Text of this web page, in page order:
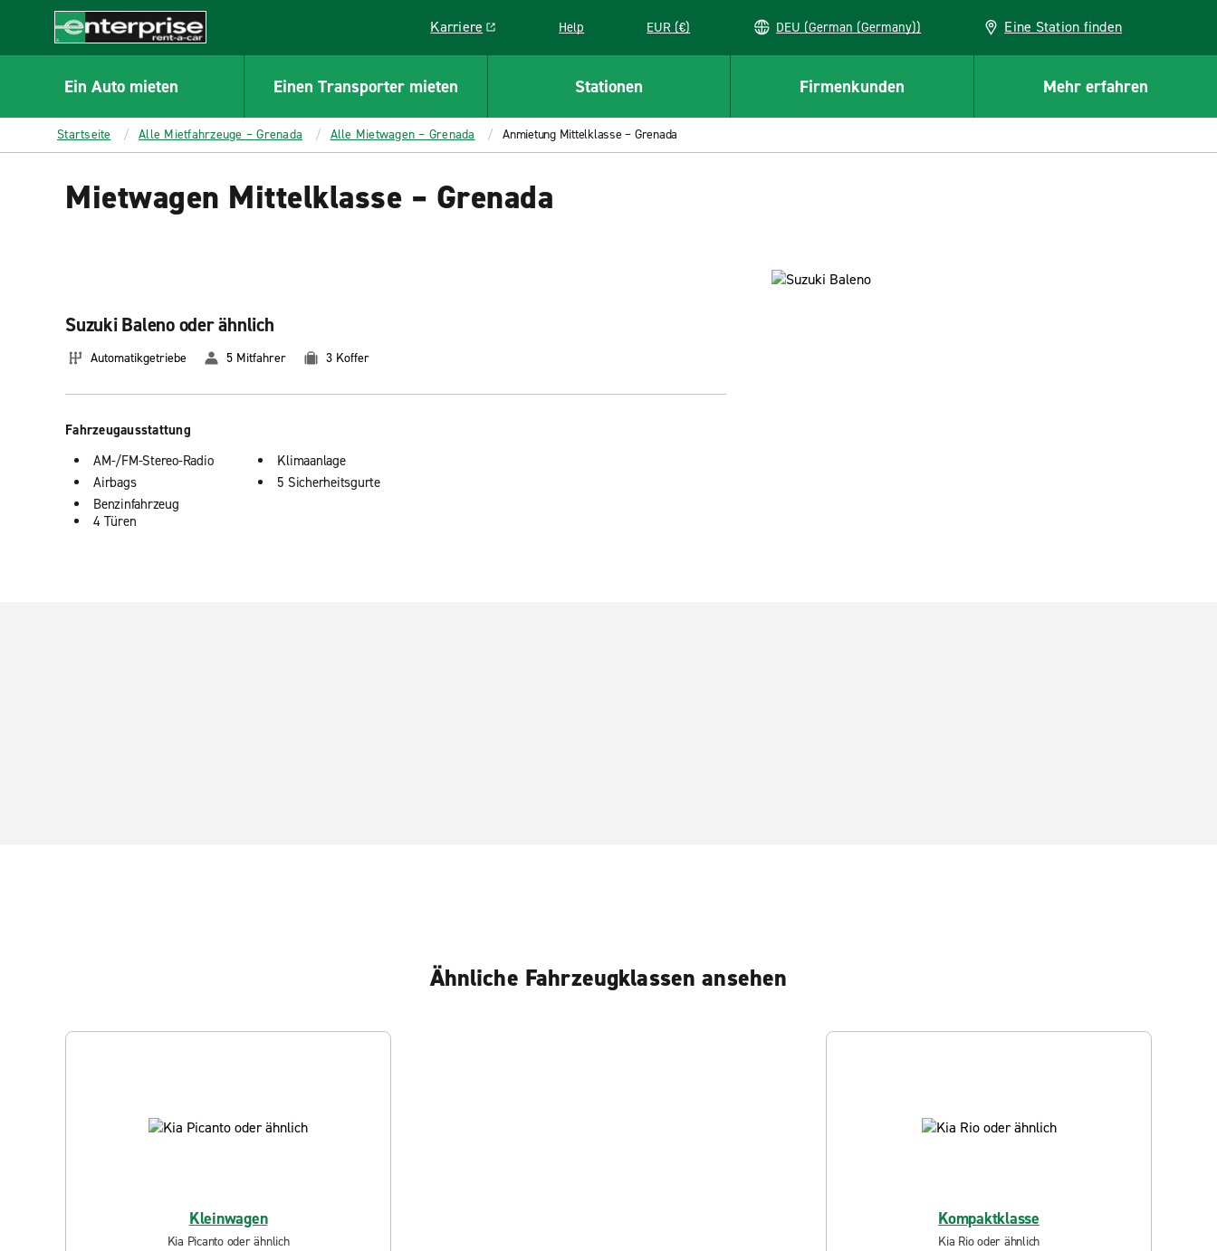
CONTENT
Enterprise
Karriere
Link opens in a new window
Help EUR (€) DEU (German (Germany)) Eine Station finden
Ein Auto mieten Einen Transporter mieten Stationen Firmenkunden Mehr erfahren
Startseite Alle Mietfahrzeuge – Grenada Alle Mietwagen – Grenada Anmietung Mittelklasse – Grenada
Mietwagen Mittelklasse – Grenada
Suzuki Baleno oder ähnlich
Automatikgetriebe 5 Mitfahrer 3 Koffer
Fahrzeugausstattung
AM-/FM-Stereo-Radio
Airbags
Benzinfahrzeug
Klimaanlage
5 Sicherheitsgurte
4 Türen
Ähnliche Fahrzeugklassen ansehen
Kleinwagen
Kia Picanto oder ähnlich
Kompaktklasse
Kia Rio oder ähnlich